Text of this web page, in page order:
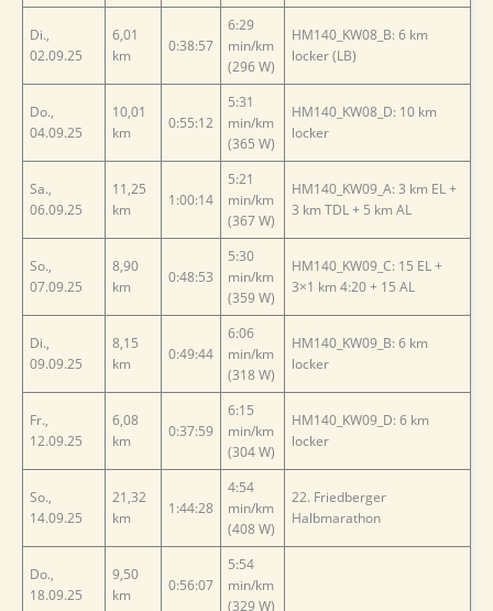
Di.,
02.09.25
6,01
km
0:38:57
6:29
min/km
(296 W)
HM140_KW08_B: 6 km
locker (LB)
Do.,
04.09.25
10,01
km
0:55:12
5:31
min/km
(365 W)
HM140_KW08_D: 10 km
locker
Sa.,
06.09.25
11,25
km
1:00:14
5:21
min/km
(367 W)
HM140_KW09_A: 3 km EL +
3 km TDL + 5 km AL
So.,
07.09.25
8,90
km
0:48:53
5:30
min/km
(359 W)
HM140_KW09_C: 15 EL +
3×1 km 4:20 + 15 AL
Di.,
09.09.25
8,15
km
0:49:44
6:06
min/km
(318 W)
HM140_KW09_B: 6 km
locker
Fr.,
12.09.25
6,08
km
0:37:59
6:15
min/km
(304 W)
HM140_KW09_D: 6 km
locker
So.,
14.09.25
21,32
km
1:44:28
4:54
min/km
(408 W)
22. Friedberger
Halbmarathon
Do.,
18.09.25
9,50
km
0:56:07
5:54
min/km
(329 W)